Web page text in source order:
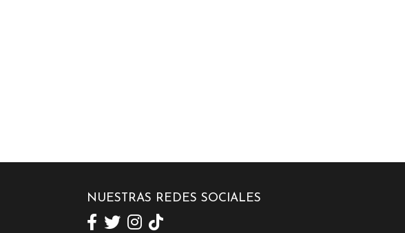
NUESTRAS REDES SOCIALES